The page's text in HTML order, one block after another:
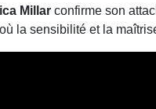
Millar confirme son
la sensibilité et la